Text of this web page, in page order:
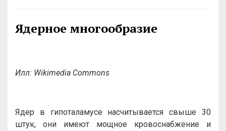
Ядерное многообразие
Илл: Wikimedia Commons
Ядер в гипоталамусе насчитывается свыше 30
штук, они имеют мощное кровоснабжение и